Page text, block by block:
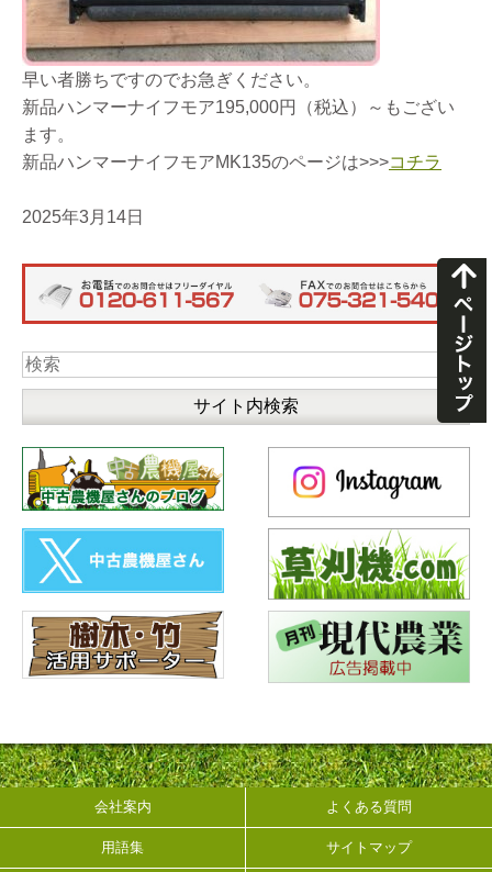
早い者勝ちですのでお急ぎください。
新品ハンマーナイフモア195,000円（税込）～もござい
ます。
新品ハンマーナイフモアMK135のページは>>>コチラ
2025年3月14日
会社案内 よくある質問
用語集 サイトマップ